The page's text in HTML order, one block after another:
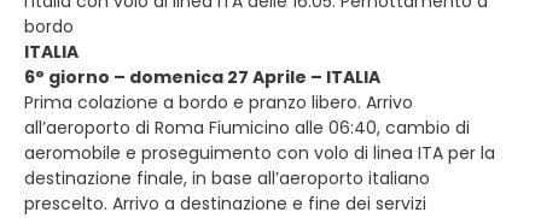
bordo
ITALIA
6° giorno – domenica 27 Aprile – ITALIA
Prima colazione a bordo e pranzo libero. Arrivo
all’aeroporto di Roma Fiumicino alle 06:40, cambio di
aeromobile e proseguimento con volo di linea ITA per la
destinazione finale, in base all’aeroporto italiano
prescelto. Arrivo a destinazione e fine dei servizi